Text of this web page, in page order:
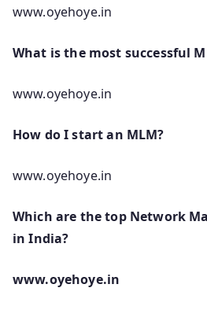
www.oyehoye.in
What is the most successful
www.oyehoye.in
How do I start an MLM?
www.oyehoye.in
Which are the top Network
in India?
www.oyehoye.in